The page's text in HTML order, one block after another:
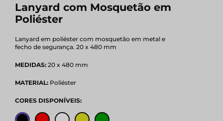
Lanyard com Mosquetão em
Poliéster
Lanyard em poliéster com mosquetão em metal e
fecho de segurança. 20 x 480 mm
MEDIDAS: 20 x 480 mm
MATERIAL: Poliéster
CORES DISPONÍVEIS: